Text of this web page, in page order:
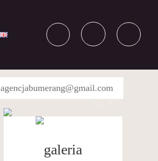
agencjabumerang@gmail.com
galeria